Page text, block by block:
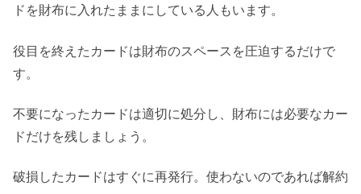
ドを財布に入れたままにしている人もいます。
役目を終えたカードは財布のスペースを圧迫するだけで
す。
不要になったカードは適切に処分し、財布には必要なカー
ドだけを残しましょう。
破損したカードはすぐに再発行。使わないのであれば解約